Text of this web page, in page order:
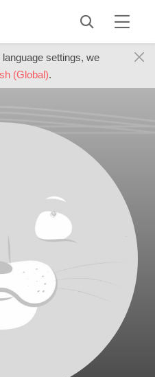
settings, we
(Global).